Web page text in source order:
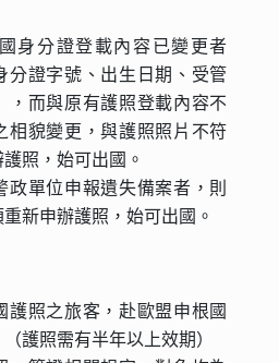
身分證登載內容已變更者
分證字號、出生日期、受管
，而與原有護照登載內容不
相貌變更，與護照照片不符
照，始可出國。
政單位申報遺失備案者，則
新申辦護照，始可出國。
護照之旅客，赴歐盟申根國
護照需有半年以上效期）